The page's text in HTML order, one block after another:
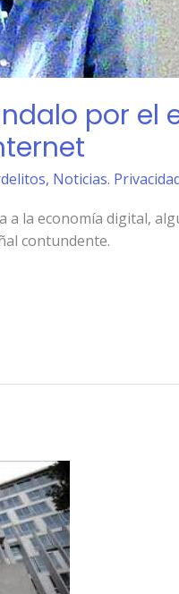
por el
, Noticias.
a la economía digital,
contundente.